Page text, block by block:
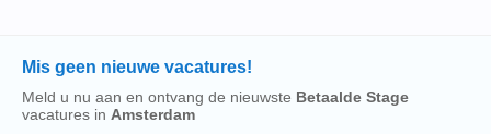
Mis geen nieuwe vacatures!
Meld u nu aan en ontvang de nieuwste Betaalde Stage
vacatures in Amsterdam